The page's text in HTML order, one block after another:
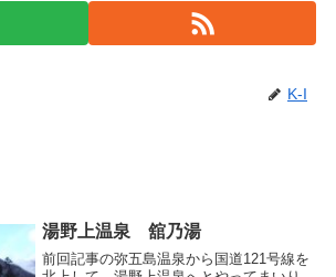
K-I
湯野上温泉 舘乃湯
前回記事の弥五島温泉から国道121号線を